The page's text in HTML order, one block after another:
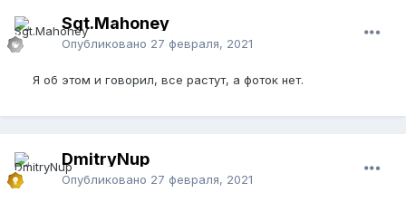
Sgt.Mahoney
Опубликовано 27 февраля, 2021
Я об этом и говорил, все растут, а фоток нет.
DmitryNup
Опубликовано 27 февраля, 2021